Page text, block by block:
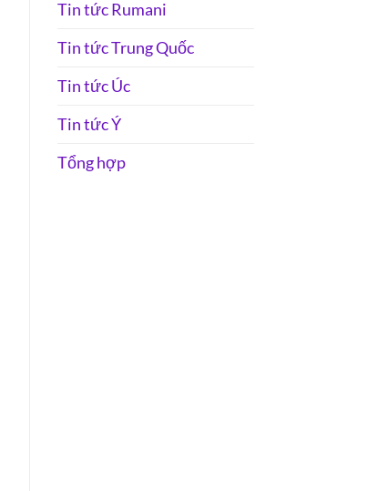
Tin tức Rumani
Tin tức Trung Quốc
Tin tức Úc
Tin tức Ý
Tổng hợp